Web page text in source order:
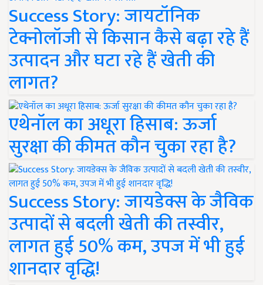
Success Story: जायटॉनिक
टेक्नोलॉजी से किसान कैसे बढ़ा रहे हैं
उत्पादन और घटा रहे हैं खेती की
लागत?
एथेनॉल का अधूरा हिसाब: ऊर्जा
सुरक्षा की कीमत कौन चुका रहा है?
Success Story: जायडेक्स के जैविक
उत्पादों से बदली खेती की तस्वीर,
लागत हुई 50% कम, उपज में भी हुई
शानदार वृद्धि!